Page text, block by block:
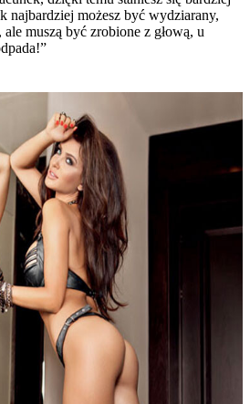
najbardziej możesz być wydziarany,
muszą być zrobione z głową, u